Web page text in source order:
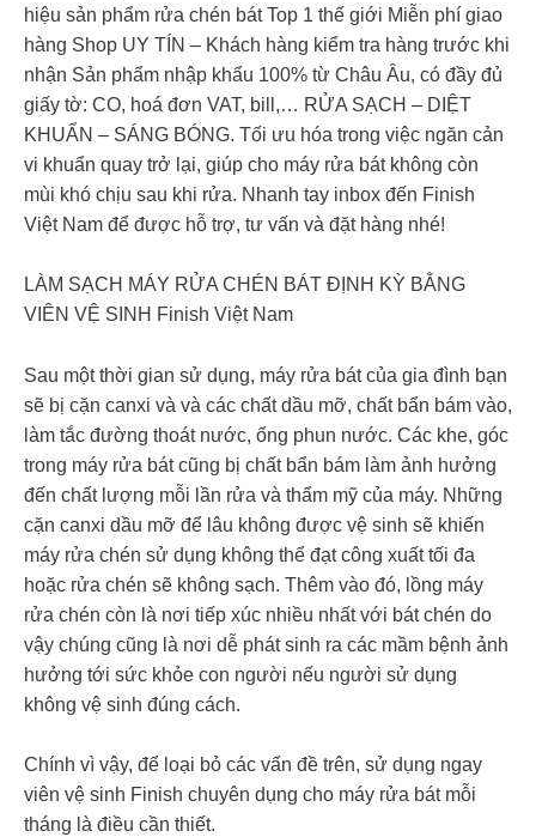
hiệu sản phẩm rửa chén bát Top 1 thế giới Miễn phí giao
hàng Shop UY TÍN – Khách hàng kiểm tra hàng trước khi
nhận Sản phẩm nhập khẩu 100% từ Châu Âu, có đầy đủ
giấy tờ: CO, hoá đơn VAT, bill,… RỬA SẠCH – DIỆT
KHUẨN – SÁNG BÓNG. Tối ưu hóa trong việc ngăn cản
vi khuẩn quay trở lại, giúp cho máy rửa bát không còn
mùi khó chịu sau khi rửa. Nhanh tay inbox đến Finish
Việt Nam để được hỗ trợ, tư vấn và đặt hàng nhé!
LÀM SẠCH MÁY RỬA CHÉN BÁT ĐỊNH KỲ BẰNG
VIÊN VỆ SINH Finish Việt Nam
Sau một thời gian sử dụng, máy rửa bát của gia đình bạn
sẽ bị cặn canxi và và các chất dầu mỡ, chất bẩn bám vào,
làm tắc đường thoát nước, ống phun nước. Các khe, góc
trong máy rửa bát cũng bị chất bẩn bám làm ảnh hưởng
đến chất lượng mỗi lần rửa và thẩm mỹ của máy. Những
cặn canxi dầu mỡ để lâu không được vệ sinh sẽ khiến
máy rửa chén sử dụng không thể đạt công xuất tối đa
hoặc rửa chén sẽ không sạch. Thêm vào đó, lồng máy
rửa chén còn là nơi tiếp xúc nhiều nhất với bát chén do
vậy chúng cũng là nơi dễ phát sinh ra các mầm bệnh ảnh
hưởng tới sức khỏe con người nếu người sử dụng
không vệ sinh đúng cách.
Chính vì vậy, để loại bỏ các vấn đề trên, sử dụng ngay
viên vệ sinh Finish chuyên dụng cho máy rửa bát mỗi
tháng là điều cần thiết.